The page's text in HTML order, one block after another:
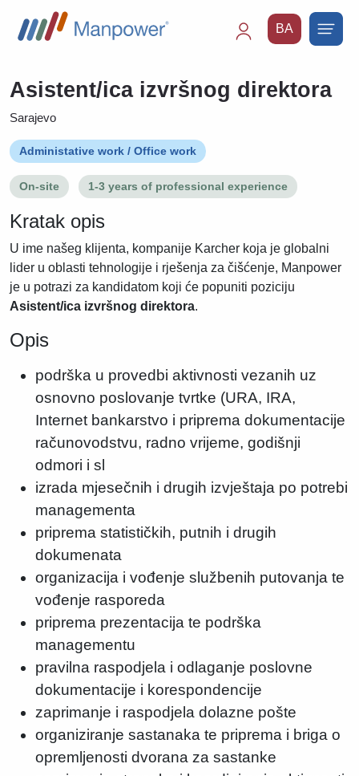
BA
Asistent/ica izvršnog direktora
Sarajevo
Administative work / Office work
On-site 1-3 years of professional experience
Kratak opis
U ime našeg klijenta, kompanije Karcher koja je globalni
lider u oblasti tehnologije i rješenja za čišćenje, Manpower
je u potrazi za kandidatom koji će popuniti poziciju
Asistent/ica izvršnog direktora.
Opis
podrška u provedbi aktivnosti vezanih uz
osnovno poslovanje tvrtke (URA, IRA,
Internet bankarstvo i priprema dokumentacije
računovodstvu, radno vrijeme, godišnji
odmori i sl
izrada mjesečnih i drugih izvještaja po potrebi
managementa
priprema statističkih, putnih i drugih
dokumenata
organizacija i vođenje službenih putovanja te
vođenje rasporeda
priprema prezentacija te podrška
managementu
pravilna raspodjela i odlaganje poslovne
dokumentacije i korespondencije
zaprimanje i raspodjela dolazne pošte
organiziranje sastanaka te priprema i briga o
opremljenosti dvorana za sastanke